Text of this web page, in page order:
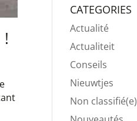
!
CATEGORIES
Actualité
Actualiteit
Conseils
Nieuwtjes
Non classifié(e)